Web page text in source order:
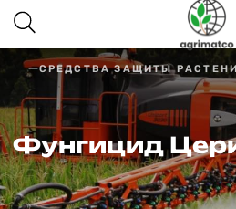
СРЕДСТВА ЗАЩИТЫ
Фунгицид